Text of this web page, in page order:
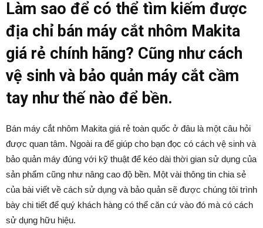
Làm sao để có thể tìm kiếm được
địa chỉ bán máy cắt nhôm Makita
giá rẻ chính hãng? Cũng như cách
vệ sinh và bảo quản máy cắt cầm
tay như thế nào để bền.
Bán máy cắt nhôm Makita giá rẻ toàn quốc ở đâu là một câu hỏi
được quan tâm. Ngoài ra để giúp cho bạn đọc có cách vệ sinh và
bảo quản máy đúng với kỹ thuật để kéo dài thời gian sử dụng của
sản phẩm cũng như nâng cao độ bền. Một vài thông tin chia sẻ
của bài viết về cách sử dụng và bảo quản sẽ được chúng tôi trình
bày chi tiết để quý khách hàng có thể căn cứ vào đó mà có cách
sử dụng hữu hiệu.